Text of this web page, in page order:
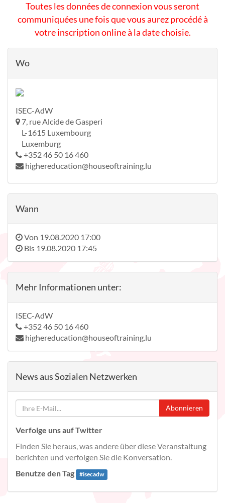
Toutes les données de connexion vous seront
communiquées une fois que vous aurez procédé à
votre inscription online à la date choisie.
Wo
ISEC-AdW
7, rue Alcide de Gasperi
L-1615 Luxembourg
Luxemburg
+352 46 50 16 460
highereducation@houseoftraining.lu
Wann
Von 19.08.2020 17:00
Bis 19.08.2020 17:45
Mehr Informationen unter:
ISEC-AdW
+352 46 50 16 460
highereducation@houseoftraining.lu
News aus Sozialen Netzwerken
Abonnieren
Verfolge uns auf Twitter
Finden Sie heraus, was andere über diese Veranstaltung
berichten und verfolgen Sie die Konversation.
Benutze den Tag
#isecadw